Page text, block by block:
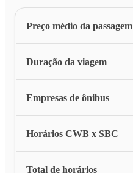
Preço médio da passagem
Duração da viagem
Empresas de ônibus
Horários CWB x SBC
Total de horários